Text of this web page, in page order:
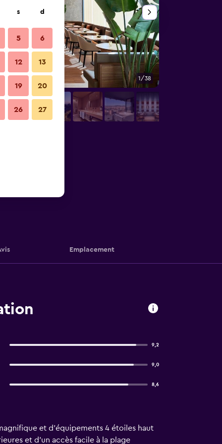
1/38
Emplacement
9,2
9,0
8,6
et d'équipements 4 étoiles haut
et d'un accès facile à la plage
s d
5 6
12 13
19 20
26 27